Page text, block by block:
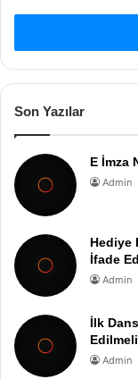
Son Yazılar
E İmza
Admin
Hediye
İfade
Admin
İlk
Admin